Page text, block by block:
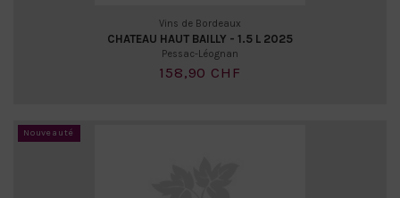
Vins de Bordeaux
CHATEAU HAUT BAILLY - 1.5 L 2025
Pessac-Léognan
158,90 CHF
Nouveauté